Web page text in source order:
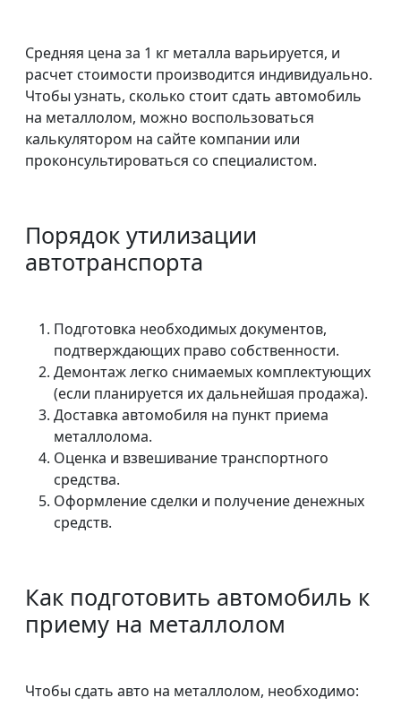
Средняя цена за 1 кг металла варьируется, и
расчет стоимости производится индивидуально.
Чтобы узнать, сколько стоит сдать автомобиль
на металлолом, можно воспользоваться
калькулятором на сайте компании или
проконсультироваться со специалистом.
Порядок утилизации
автотранспорта
Подготовка необходимых документов,
подтверждающих право собственности.
Демонтаж легко снимаемых комплектующих
(если планируется их дальнейшая продажа).
Доставка автомобиля на пункт приема
металлолома.
Оценка и взвешивание транспортного
средства.
Оформление сделки и получение денежных
средств.
Как подготовить автомобиль к
приему на металлолом
Чтобы сдать авто на металлолом, необходимо: